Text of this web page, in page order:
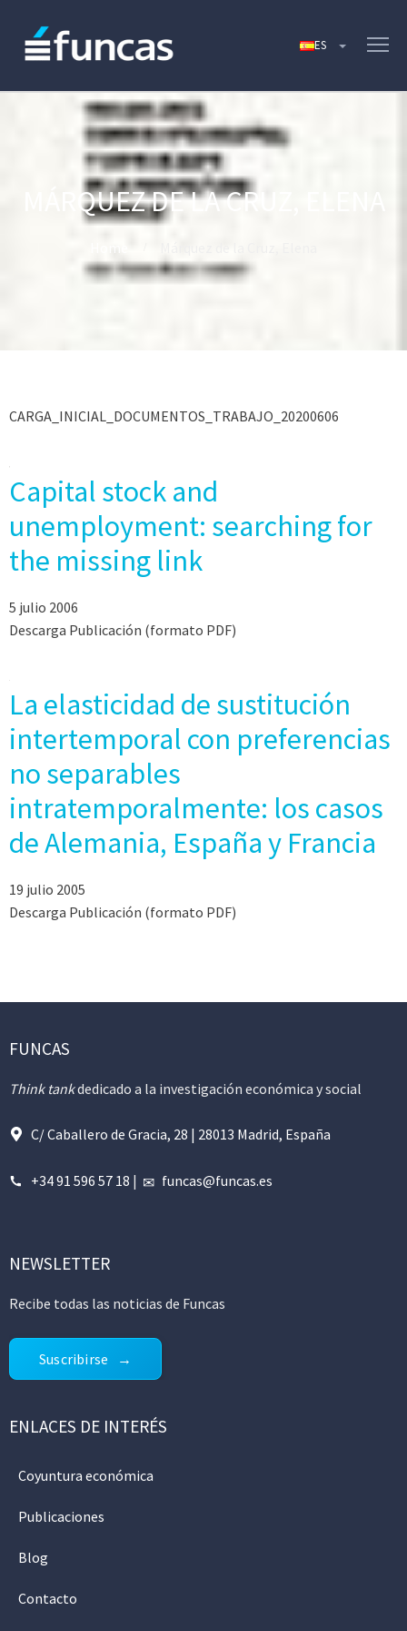
MÁRQUEZ DE LA CRUZ, ELENA
CARGA_INICIAL_DOCUMENTOS_TRABAJO_20200606
Capital stock and
unemployment: searching for
the missing link
5 julio 2006
Descarga Publicación (formato PDF)
La elasticidad de sustitución
intertemporal con preferencias
no separables
intratemporalmente: los casos
de Alemania, España y Francia
19 julio 2005
Descarga Publicación (formato PDF)
FUNCAS
Think tankdedicado a la investigación económica y social
C/ Caballero de Gracia, 28 | 28013 Madrid, España
+34 91 596 57 18 | funcas@funcas.es
NEWSLETTER
Recibe todas las noticias de Funcas
Suscribirse
ENLACES DE INTERÉS
Coyuntura económica
Publicaciones
Blog
Contacto